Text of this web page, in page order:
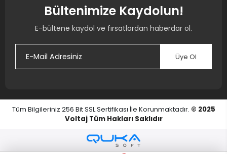
Bültenimize Kaydolun!
E-bültene kaydol ve fırsatlardan haberdar ol.
Üye Ol
Tüm Bilgileriniz 256 Bit SSL Sertifikası İle Korunmaktadır. © 2025
Voltaj Tüm Hakları Saklıdır